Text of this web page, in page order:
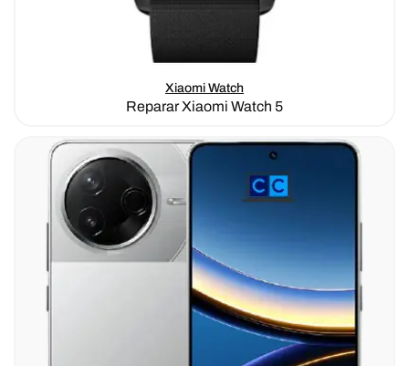
Xiaomi Watch
Reparar Xiaomi Watch 5